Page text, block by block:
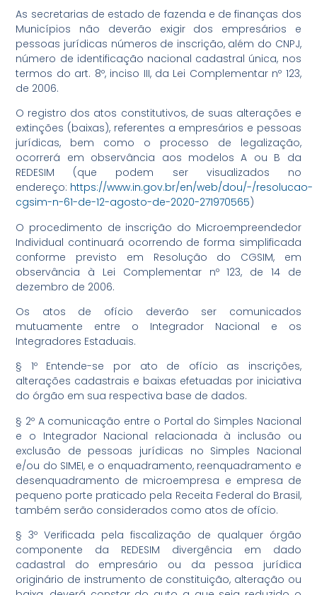
As secretarias de estado de fazenda e de finanças dos
Municípios não deverão exigir dos empresários e
pessoas jurídicas números de inscrição, além do CNPJ,
número de identificação nacional cadastral única, nos
termos do art. 8º, inciso III, da Lei Complementar nº 123,
de 2006.
O registro dos atos constitutivos, de suas alterações e
extinções (baixas), referentes a empresários e pessoas
jurídicas, bem como o processo de legalização,
ocorrerá em observância aos modelos A ou B da
REDESIM (que podem ser visualizados no
endereço: https://www.in.gov.br/en/web/dou/-/resolucao-
cgsim-n-61-de-12-agosto-de-2020-271970565)
O procedimento de inscrição do Microempreendedor
Individual continuará ocorrendo de forma simplificada
conforme previsto em Resolução do CGSIM, em
observância à Lei Complementar nº 123, de 14 de
dezembro de 2006.
Os atos de ofício deverão ser comunicados
mutuamente entre o Integrador Nacional e os
Integradores Estaduais.
§ 1º Entende-se por ato de ofício as inscrições,
alterações cadastrais e baixas efetuadas por iniciativa
do órgão em sua respectiva base de dados.
§ 2º A comunicação entre o Portal do Simples Nacional
e o Integrador Nacional relacionada à inclusão ou
exclusão de pessoas jurídicas no Simples Nacional
e/ou do SIMEI, e o enquadramento, reenquadramento e
desenquadramento de microempresa e empresa de
pequeno porte praticado pela Receita Federal do Brasil,
também serão considerados como atos de ofício.
§ 3º Verificada pela fiscalização de qualquer órgão
componente da REDESIM divergência em dado
cadastral do empresário ou da pessoa jurídica
originário de instrumento de constituição, alteração ou